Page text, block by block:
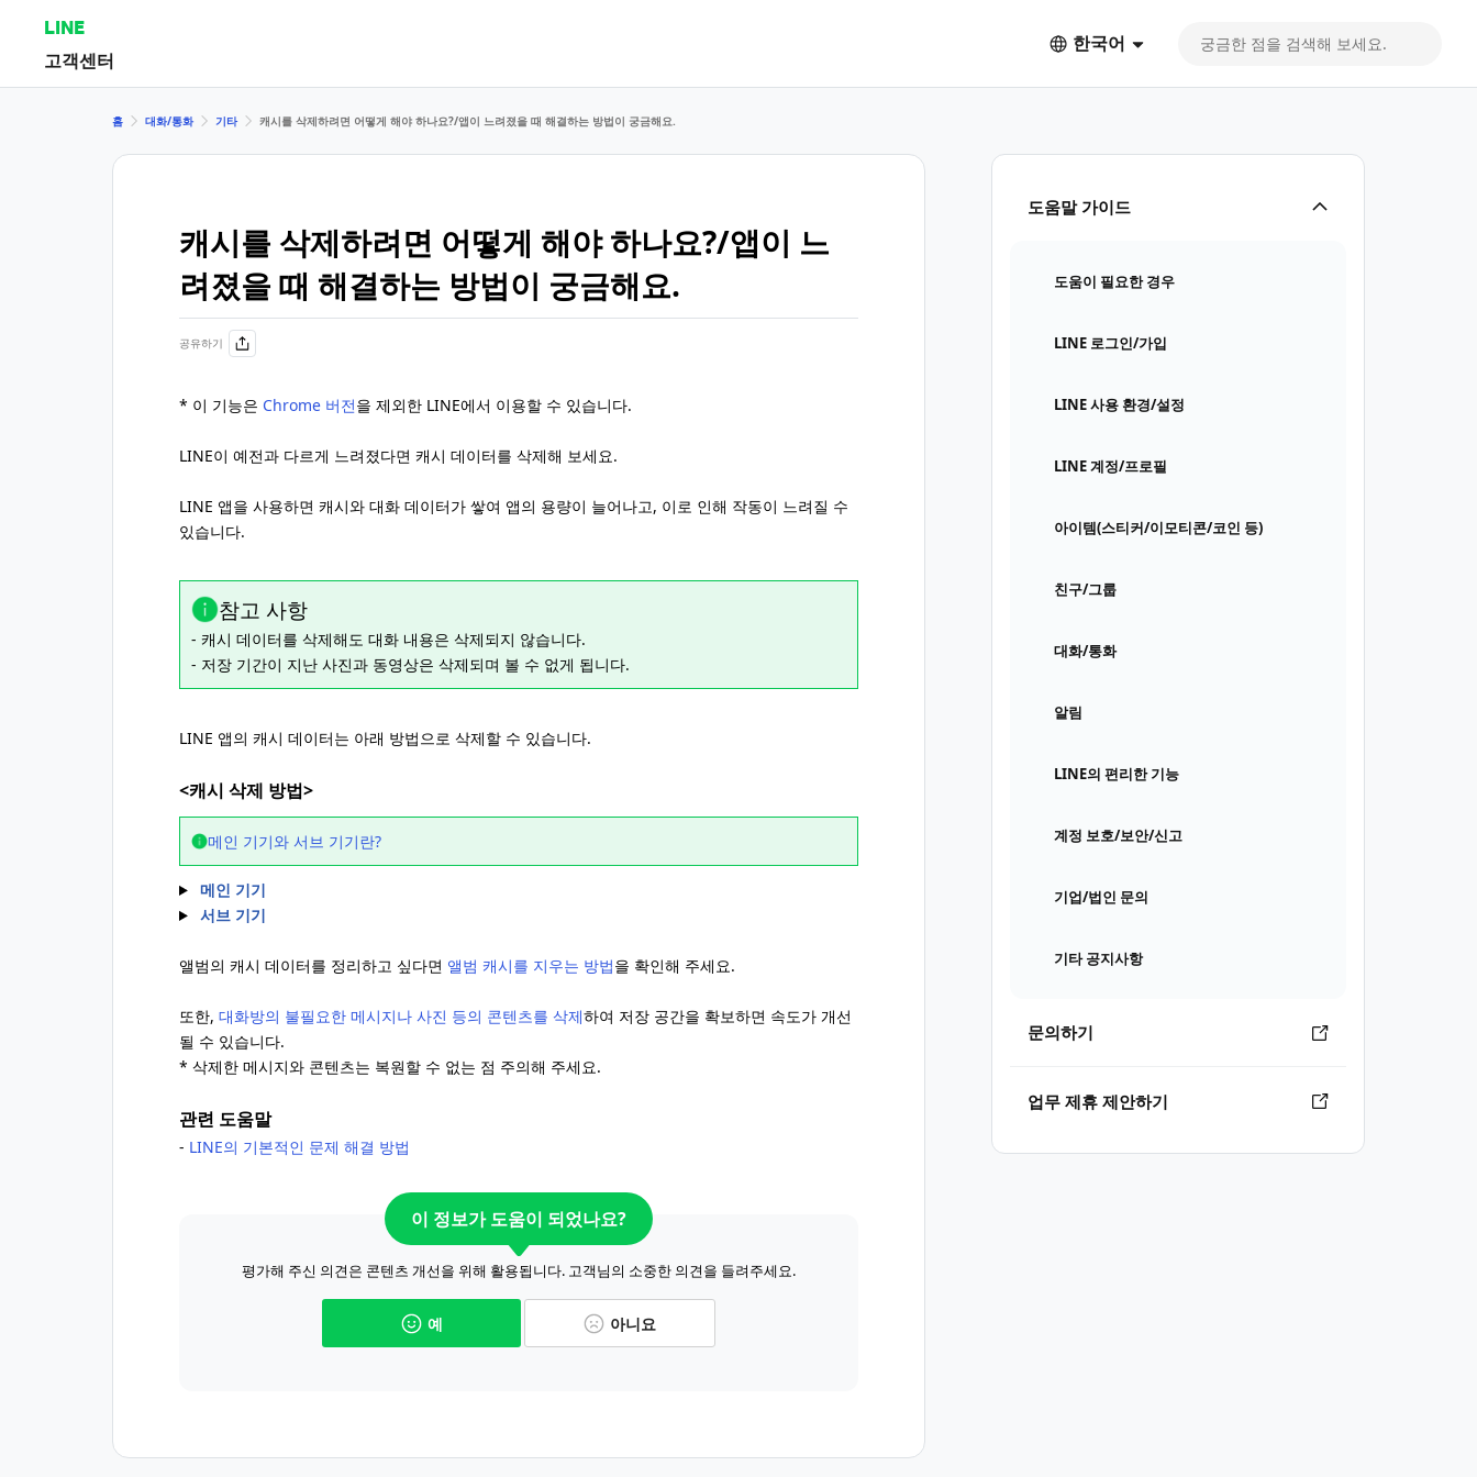
LINE
고객센터
한국어
도움말 가이드
도움이 필요한 경우
LINE 로그인/가입
LINE 사용 환경/설정
LINE 계정/프로필
아이템(스티커/이모티콘/코인 등)
친구/그룹
대화/통화
알림
LINE의 편리한 기능
계정 보호/보안/신고
기업/법인 문의
기타 공지사항
문의하기
업무 제휴 제안하기
홈 대화/통화 기타 캐시를 삭제하려면 어떻게 해야 하나요?/앱이 느려졌을 때 해결하는 방법이 궁금해요.
캐시를 삭제하려면 어떻게 해야 하나요?/앱이 느
려졌을 때 해결하는 방법이 궁금해요.
공유하기
* 이 기능은 Chrome 버전을 제외한 LINE에서 이용할 수 있습니다.
LINE이 예전과 다르게 느려졌다면 캐시 데이터를 삭제해 보세요.
LINE 앱을 사용하면 캐시와 대화 데이터가 쌓여 앱의 용량이 늘어나고, 이로 인해 작동이 느려질 수
있습니다.
참고 사항
- 캐시 데이터를 삭제해도 대화 내용은 삭제되지 않습니다.
- 저장 기간이 지난 사진과 동영상은 삭제되며 볼 수 없게 됩니다.
LINE 앱의 캐시 데이터는 아래 방법으로 삭제할 수 있습니다.
<캐시 삭제 방법>
메인 기기와 서브 기기란?
메인 기기
서브 기기
앨범의 캐시 데이터를 정리하고 싶다면 앨범 캐시를 지우는 방법을 확인해 주세요.
또한, 대화방의 불필요한 메시지나 사진 등의 콘텐츠를 삭제하여 저장 공간을 확보하면 속도가 개선
될 수 있습니다.
* 삭제한 메시지와 콘텐츠는 복원할 수 없는 점 주의해 주세요.
관련 도움말
- LINE의 기본적인 문제 해결 방법
이 정보가 도움이 되었나요?
평가해 주신 의견은 콘텐츠 개선을 위해 활용됩니다. 고객님의 소중한 의견을 들려주세요.
예 아니요